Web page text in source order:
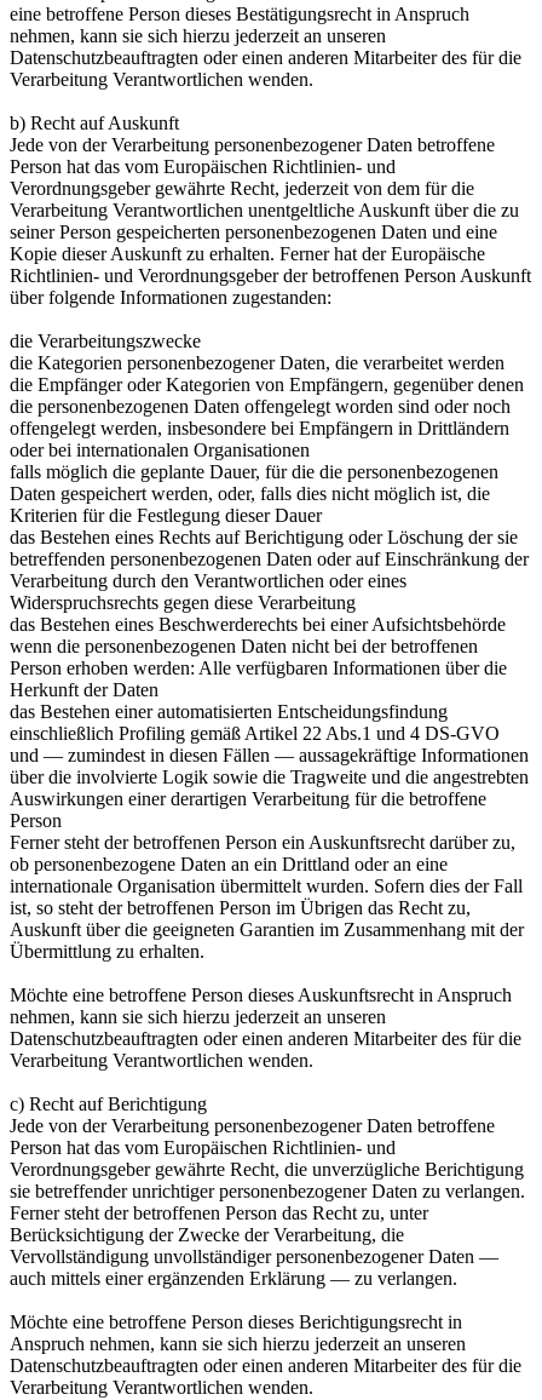
eine betroffene Person dieses Bestätigungsrecht in Anspruch
nehmen, kann sie sich hierzu jederzeit an unseren
Datenschutzbeauftragten oder einen anderen Mitarbeiter des für die
Verarbeitung Verantwortlichen wenden.
b) Recht auf Auskunft
Jede von der Verarbeitung personenbezogener Daten betroffene
Person hat das vom Europäischen Richtlinien- und
Verordnungsgeber gewährte Recht, jederzeit von dem für die
Verarbeitung Verantwortlichen unentgeltliche Auskunft über die zu
seiner Person gespeicherten personenbezogenen Daten und eine
Kopie dieser Auskunft zu erhalten. Ferner hat der Europäische
Richtlinien- und Verordnungsgeber der betroffenen Person Auskunft
über folgende Informationen zugestanden:
die Verarbeitungszwecke
die Kategorien personenbezogener Daten, die verarbeitet werden
die Empfänger oder Kategorien von Empfängern, gegenüber denen
die personenbezogenen Daten offengelegt worden sind oder noch
offengelegt werden, insbesondere bei Empfängern in Drittländern
oder bei internationalen Organisationen
falls möglich die geplante Dauer, für die die personenbezogenen
Daten gespeichert werden, oder, falls dies nicht möglich ist, die
Kriterien für die Festlegung dieser Dauer
das Bestehen eines Rechts auf Berichtigung oder Löschung der sie
betreffenden personenbezogenen Daten oder auf Einschränkung der
Verarbeitung durch den Verantwortlichen oder eines
Widerspruchsrechts gegen diese Verarbeitung
das Bestehen eines Beschwerderechts bei einer Aufsichtsbehörde
wenn die personenbezogenen Daten nicht bei der betroffenen
Person erhoben werden: Alle verfügbaren Informationen über die
Herkunft der Daten
das Bestehen einer automatisierten Entscheidungsfindung
einschließlich Profiling gemäß Artikel 22 Abs.1 und 4 DS-GVO
und — zumindest in diesen Fällen — aussagekräftige Informationen
über die involvierte Logik sowie die Tragweite und die angestrebten
Auswirkungen einer derartigen Verarbeitung für die betroffene
Person
Ferner steht der betroffenen Person ein Auskunftsrecht darüber zu,
ob personenbezogene Daten an ein Drittland oder an eine
internationale Organisation übermittelt wurden. Sofern dies der Fall
ist, so steht der betroffenen Person im Übrigen das Recht zu,
Auskunft über die geeigneten Garantien im Zusammenhang mit der
Übermittlung zu erhalten.
Möchte eine betroffene Person dieses Auskunftsrecht in Anspruch
nehmen, kann sie sich hierzu jederzeit an unseren
Datenschutzbeauftragten oder einen anderen Mitarbeiter des für die
Verarbeitung Verantwortlichen wenden.
c) Recht auf Berichtigung
Jede von der Verarbeitung personenbezogener Daten betroffene
Person hat das vom Europäischen Richtlinien- und
Verordnungsgeber gewährte Recht, die unverzügliche Berichtigung
sie betreffender unrichtiger personenbezogener Daten zu verlangen.
Ferner steht der betroffenen Person das Recht zu, unter
Berücksichtigung der Zwecke der Verarbeitung, die
Vervollständigung unvollständiger personenbezogener Daten —
auch mittels einer ergänzenden Erklärung — zu verlangen.
Möchte eine betroffene Person dieses Berichtigungsrecht in
Anspruch nehmen, kann sie sich hierzu jederzeit an unseren
Datenschutzbeauftragten oder einen anderen Mitarbeiter des für die
Verarbeitung Verantwortlichen wenden.